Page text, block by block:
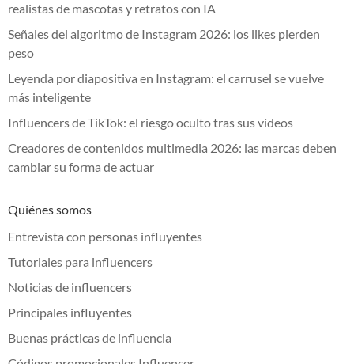
realistas de mascotas y retratos con IA
Señales del algoritmo de Instagram 2026: los likes pierden
peso
Leyenda por diapositiva en Instagram: el carrusel se vuelve
más inteligente
Influencers de TikTok: el riesgo oculto tras sus vídeos
Creadores de contenidos multimedia 2026: las marcas deben
cambiar su forma de actuar
Quiénes somos
Entrevista con personas influyentes
Tutoriales para influencers
Noticias de influencers
Principales influyentes
Buenas prácticas de influencia